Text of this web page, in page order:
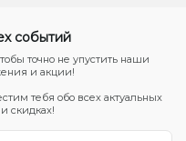
событий
точно не упустить наши
и акции!
тебя обо всех актуальных
скидках!